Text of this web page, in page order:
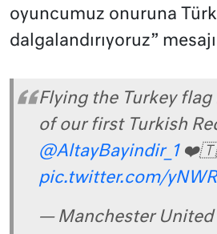
oyuncumuz onuruna
dalgalandırıyoruz”
Flying the Turkey
of our first Turkish
@AltayBayindir_1
pic.twitter.com/
— Manchester United